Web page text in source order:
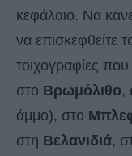
κεφάλαιο. Nα
να επισκεφθείτε
τοιχογραφίες που
στο Βρωμόλιθο,
άμμο), στο
στη Βελανιδιά,